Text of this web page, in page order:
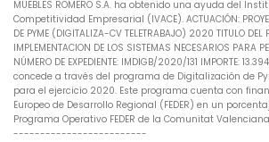
MUEBLES ROMERO S.A. ha obtenido una ayuda del
Competitividad Empresarial (IVACE). ACTUACIÓN:
DE PYME (DIGITALIZA-CV TELETRABAJO) 2020 TITULO DEL
IMPLEMENTACION DE LOS SISTEMAS NECESARIOS PARA
NÚMERO DE EXPEDIENTE: IMDIGB/2020/131 IMPORTE:
concede a través del programa de Digitalización de
para el ejercicio 2020. Este programa cuenta con
Europeo de Desarrollo Regional (FEDER) en un
Programa Operativo FEDER de la Comunitat
-------------------------